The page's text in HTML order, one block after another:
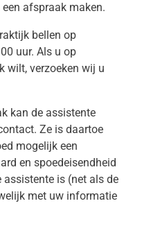
afspraak maken.
bellen op
uur. Als u op
wilt, verzoeken wij u
kan de assistente
Ze is daartoe
mogelijk een
en spoedeisendheid
assistente is (net als de
met uw informatie